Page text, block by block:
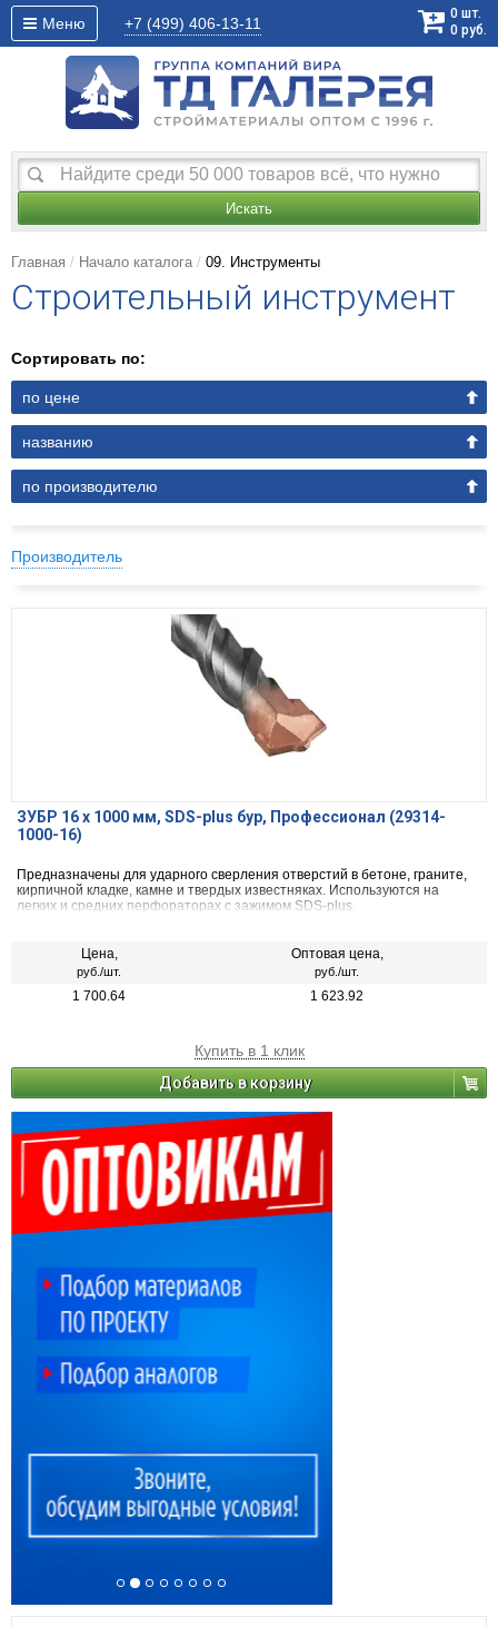
Меню +7 (499) 406-13-11
0 шт.
0 руб.
Искать
Главная Начало каталога 09. Инструменты
Строительный инструмент
Сортировать по:
по цене
названию
по производителю
Производитель
ЗУБР 16 x 1000 мм, SDS-plus бур, Профессионал (29314-
1000-16)
Предназначены для ударного сверления отверстий в бетоне, граните,
кирпичной кладке, камне и твердых известняках. Используются на
легких и средних перфораторах с зажимом SDS-plus.
Цена,
руб./шт.
Оптовая цена,
руб./шт.
1 700.64 1 623.92
Купить в 1 клик
Добавить в корзину